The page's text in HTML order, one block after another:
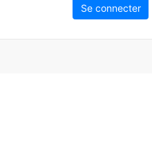
Se connecter